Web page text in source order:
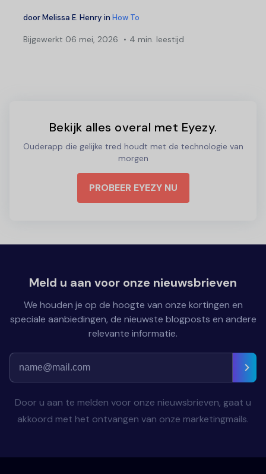
doorMelissa E. Henry in How To
Bijgewerkt 06 mei, 2026 4 min. leestijd
Bekijk alles overal met Eyezy.
Ouderapp die gelijke tred houdt met de technologie van
morgen
PROBEER EYEZY NU
Meld u aan voor onze nieuwsbrieven
We houden je op de hoogte van onze kortingen en
speciale aanbiedingen, de nieuwste blogposts en andere
relevante informatie.
Door u aan te melden voor onze nieuwsbrieven, gaat u
akkoord met het ontvangen van onze marketingmails.